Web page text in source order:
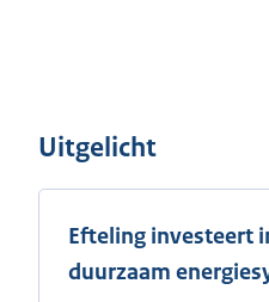
Uitgelicht
Efteling investeert
duurzaam